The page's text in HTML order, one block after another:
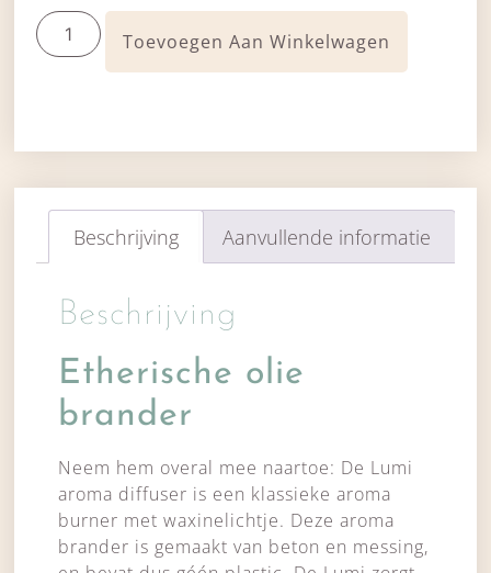
Toevoegen Aan Winkelwagen
Beschrijving Aanvullende informatie
Beschrijving
Etherische olie
brander
Neem hem overal mee naartoe: De Lumi
aroma diffuser is een klassieke aroma
burner met waxinelichtje. Deze aroma
brander is gemaakt van beton en messing,